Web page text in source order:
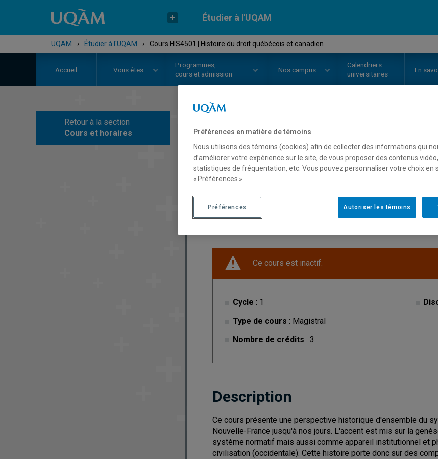
Étudier à l'UQAM
UQAM › Étudier à l'UQAM › Cours HIS4501 | Histoire du droit québécois et canadien
Accueil Vous êtes
Programmes,
cours et admission
Nos campus
Calendriers
universitaires
En
Retour à la section
Cours et horaires
COURS// HIS4501
Histoire du
canadien
Description Horaire - Été 2026
Ce cours est inactif.
Cycle : 1
Type de cours : Magistral
Nombre de crédits : 3
Description
Ce cours présente une perspective historique d'ensemble du
Nouvelle-France jusqu'à nos jours. L'accent est mis sur la
système normatif mais aussi comme appareil institutionnel et
civilisation (occidentale). Cette histoire porte donc sur des
Préférences en matière de témoins
Nous utilisons des témoins (cookies) afin de collecter des informations qui
d’améliorer votre expérience sur le site, de vous proposer des contenus
statistiques de fréquentation, etc. Vous pouvez personnaliser votre choix en
« Préférences ».
Autoriser les témoins
Préférences